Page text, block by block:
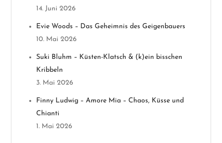
g
14. Juni 2026
Evie Woods – Das Geheimnis des Geigenbauers
10. Mai 2026
Suki Bluhm – Küsten-Klatsch & (k)ein bisschen
Kribbeln
3. Mai 2026
Finny Ludwig – Amore Mia – Chaos, Küsse und
Chianti
1. Mai 2026